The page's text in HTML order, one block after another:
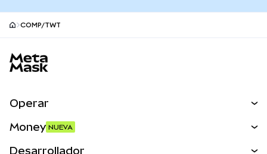
COMP/TWT
Operar
Money NUEVA
Desarrollador